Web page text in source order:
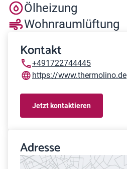
Ölheizung
Wohnraumlüftung
Kontakt
+491722744445
https://www.thermolino.de
Jetzt kontaktieren
Adresse